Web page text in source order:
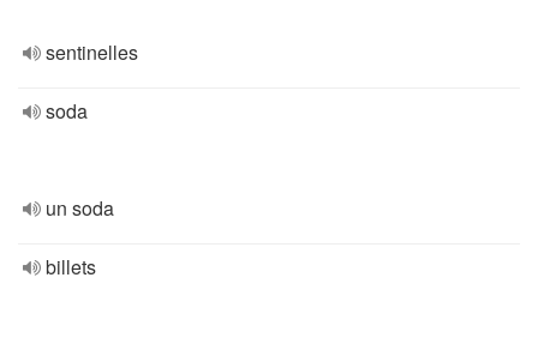
sentinelles
soda
un soda
billets